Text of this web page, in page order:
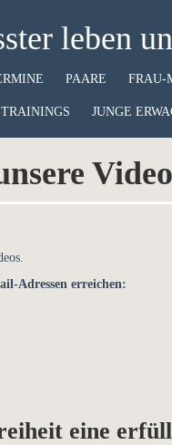
leben
PAARE FRAU-
TRAININGS JUNGE
Adressen erreichen:
eine